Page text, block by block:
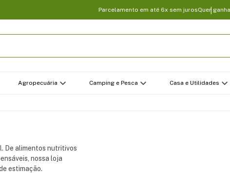
Parcelamento em até 6x sem jurosQuer
Agropecuária Camping e Pesca Casa e Utilidades
De alimentos nutritivos
nossa loja
estimação.